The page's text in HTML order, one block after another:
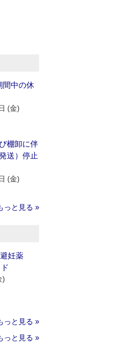
間中の休
(金)
棚卸に伴
送）停止
(金)
っと見る »
妊薬
)
っと見る »
っと見る »